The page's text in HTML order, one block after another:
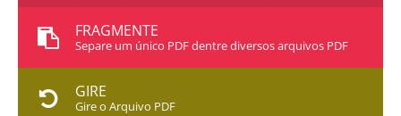
FRAGMENTE
Separe um único PDF dentre diversos arquivos PDF
GIRE
Gire o Arquivo PDF